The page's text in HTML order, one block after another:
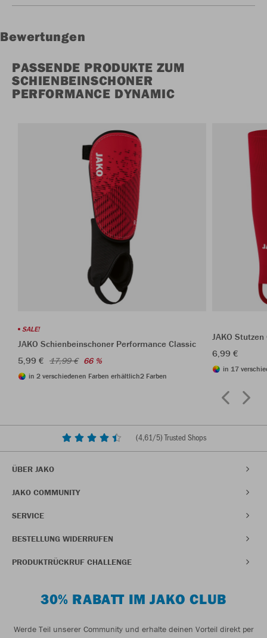
Bewertungen
PASSENDE PRODUKTE ZUM
SCHIENBEINSCHONER
PERFORMANCE DYNAMIC
SALE!
JAKO Schienbeinschoner Performance Classic
5,99 € 17,99 € 66 %
in 2 verschiedenen Farben erhältlich2 Farben
JAKO
6,99 €
in 17
(4,61/5) Trusted Shops
ÜBER JAKO
JAKO COMMUNITY
SERVICE
BESTELLUNG WIDERRUFEN
PRODUKTRÜCKRUF CHALLENGE
30% RABATT IM JAKO CLUB
Werde Teil unserer Community und erhalte deinen Vorteil direkt per